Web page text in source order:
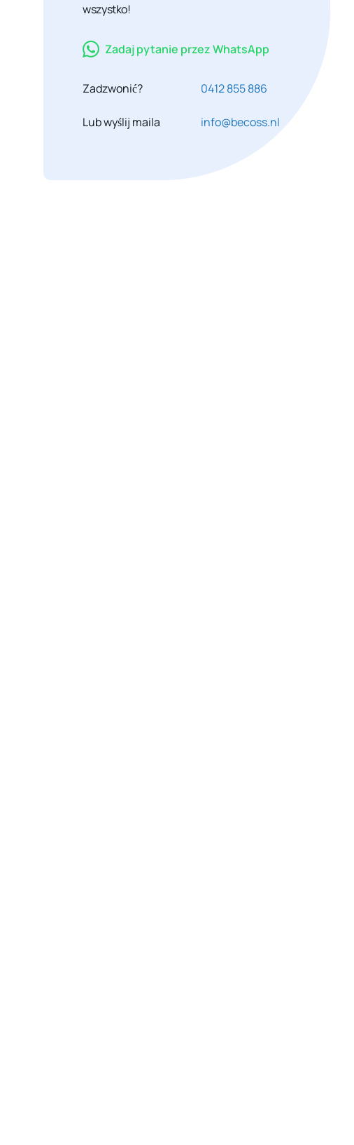
wszystko!
Zadaj pytanie przez WhatsApp
Zadzwonić? 0412 855 886
Lub wyślij maila info@becoss.nl